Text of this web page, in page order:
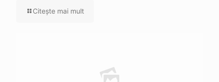
Citeşte mai mult